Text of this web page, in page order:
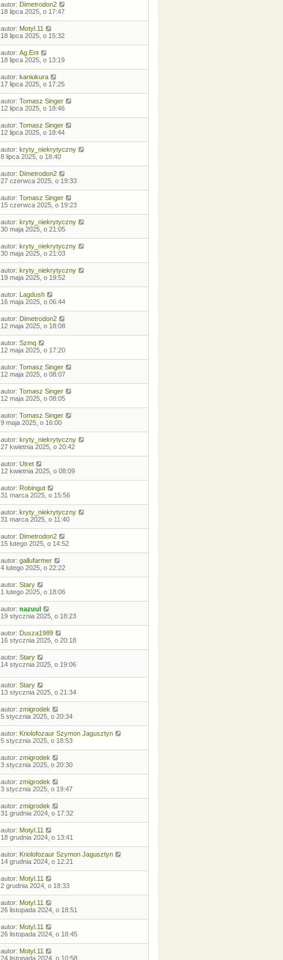
autor: Dimetrodon2
18 lipca 2025, o 17:47
autor: Motyl.11
18 lipca 2025, o 15:32
autor: Ag.Ent
18 lipca 2025, o 13:19
autor: kaniukura
17 lipca 2025, o 17:25
autor: Tomasz Singer
12 lipca 2025, o 18:46
autor: Tomasz Singer
12 lipca 2025, o 18:44
autor: kryty_niekrytyczny
8 lipca 2025, o 18:40
autor: Dimetrodon2
27 czerwca 2025, o 19:33
autor: Tomasz Singer
15 czerwca 2025, o 19:23
autor: kryty_niekrytyczny
30 maja 2025, o 21:05
autor: kryty_niekrytyczny
30 maja 2025, o 21:03
autor: kryty_niekrytyczny
19 maja 2025, o 19:52
autor: Lagdush
16 maja 2025, o 06:44
autor: Dimetrodon2
12 maja 2025, o 18:08
autor: Szmq
12 maja 2025, o 17:20
autor: Tomasz Singer
12 maja 2025, o 08:07
autor: Tomasz Singer
12 maja 2025, o 08:05
autor: Tomasz Singer
9 maja 2025, o 16:00
autor: kryty_niekrytyczny
27 kwietnia 2025, o 20:42
autor: Utret
12 kwietnia 2025, o 08:09
autor: Robingut
31 marca 2025, o 15:56
autor: kryty_niekrytyczny
31 marca 2025, o 11:40
autor: Dimetrodon2
15 lutego 2025, o 14:52
autor: gallufarmer
4 lutego 2025, o 22:22
autor: Stary
1 lutego 2025, o 18:06
autor: nazuul
19 stycznia 2025, o 18:23
autor: Dusza1989
16 stycznia 2025, o 20:18
autor: Stary
14 stycznia 2025, o 19:06
autor: Stary
13 stycznia 2025, o 21:34
autor: zmigrodek
5 stycznia 2025, o 20:34
autor: Kriolofozaur Szymon Jagusztyn
5 stycznia 2025, o 18:53
autor: zmigrodek
3 stycznia 2025, o 20:30
autor: zmigrodek
3 stycznia 2025, o 19:47
autor: zmigrodek
31 grudnia 2024, o 17:32
autor: Motyl.11
18 grudnia 2024, o 13:41
autor: Kriolofozaur Szymon Jagusztyn
14 grudnia 2024, o 12:21
autor: Motyl.11
2 grudnia 2024, o 18:33
autor: Motyl.11
26 listopada 2024, o 18:51
autor: Motyl.11
26 listopada 2024, o 18:45
autor: Motyl.11
24 listopada 2024, o 10:58